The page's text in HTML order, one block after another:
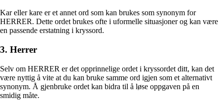
Kar eller kare er et annet ord som kan brukes som synonym for
HERRER. Dette ordet brukes ofte i uformelle situasjoner og kan være
en passende erstatning i kryssord.
3. Herrer
Selv om HERRER er det opprinnelige ordet i kryssordet ditt, kan det
være nyttig å vite at du kan bruke samme ord igjen som et alternativt
synonym. Å gjenbruke ordet kan bidra til å løse oppgaven på en
smidig måte.